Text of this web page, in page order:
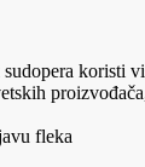
koristi
fleka